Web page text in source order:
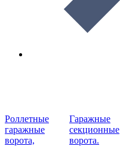
Роллетные
гаражные
ворота,
Гаражные
секционные
ворота.